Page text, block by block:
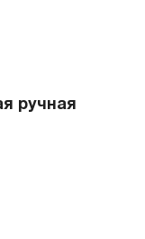
ручная